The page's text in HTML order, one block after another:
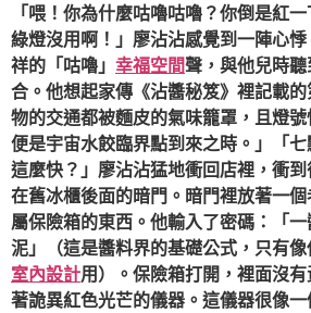
「喂！你為什麼咕嚕咕嚕？你倒是紅
綠燈沒用啊！」廖沾沾感覺到一陣心
祥的「咕嚕」 幸福空間聲，與他兒時
合。他想起家傳《沾醬秘笈》裡記載
物的交通都被麵皮的氣味籠罩，且燈號
便是宇宙水餃臨界點到來之時。」「
這麼快？」廖沾沾猛地衝回店裡，衝
在舊冰櫃後面的暗門。暗門裡放著一
屬保險箱的東西。他輸入了密碼：「
泥」（這是醬料界的基礎公式，只有
室內設計用）。保險箱打開，裡面沒
著詭異紅色光芒的儀器。這儀器很像